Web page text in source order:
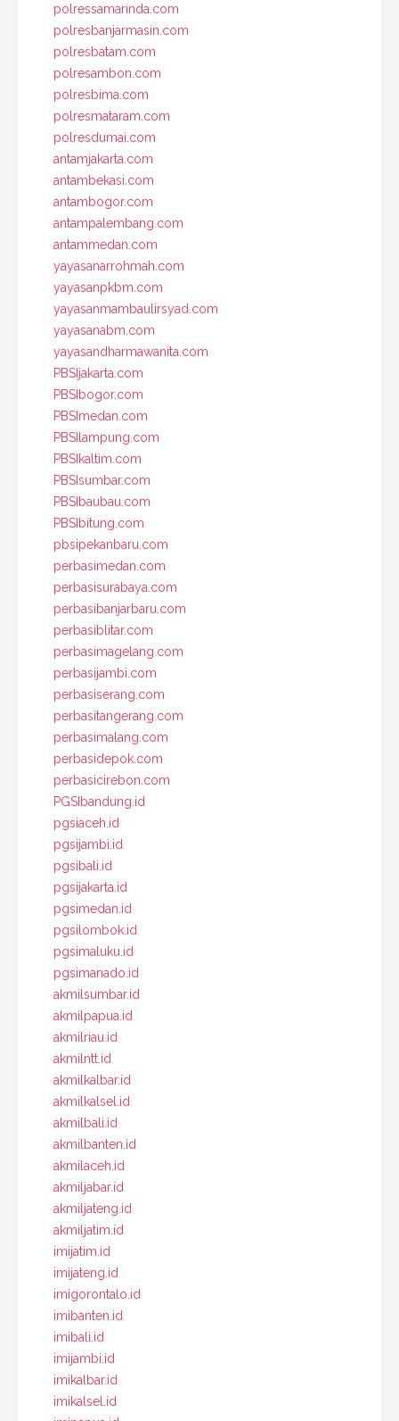
polressamarinda.com
polresbanjarmasin.com
polresbatam.com
polresambon.com
polresbima.com
polresmataram.com
polresdumai.com
antamjakarta.com
antambekasi.com
antambogor.com
antampalembang.com
antammedan.com
yayasanarrohmah.com
yayasanpkbm.com
yayasanmambaulirsyad.com
yayasanabm.com
yayasandharmawanita.com
PBSIjakarta.com
PBSIbogor.com
PBSImedan.com
PBSIlampung.com
PBSIkaltim.com
PBSIsumbar.com
PBSIbaubau.com
PBSIbitung.com
pbsipekanbaru.com
perbasimedan.com
perbasisurabaya.com
perbasibanjarbaru.com
perbasiblitar.com
perbasimagelang.com
perbasijambi.com
perbasiserang.com
perbasitangerang.com
perbasimalang.com
perbasidepok.com
perbasicirebon.com
PGSIbandung.id
pgsiaceh.id
pgsijambi.id
pgsibali.id
pgsijakarta.id
pgsimedan.id
pgsilombok.id
pgsimaluku.id
pgsimanado.id
akmilsumbar.id
akmilpapua.id
akmilriau.id
akmilntt.id
akmilkalbar.id
akmilkalsel.id
akmilbali.id
akmilbanten.id
akmilaceh.id
akmiljabar.id
akmiljateng.id
akmiljatim.id
imijatim.id
imijateng.id
imigorontalo.id
imibanten.id
imibali.id
imijambi.id
imikalbar.id
imikalsel.id